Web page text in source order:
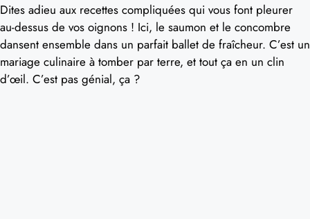
Dites adieu aux recettes compliquées qui vous font pleurer
au-dessus de vos oignons ! Ici, le saumon et le concombre
dansent ensemble dans un parfait ballet de fraîcheur. C’est un
mariage culinaire à tomber par terre, et tout ça en un clin
d’œil. C’est pas génial, ça ?